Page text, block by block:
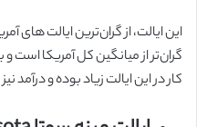
گران‌تر از میانگین کل آمریکا
کار در این ایالت زیاد بوده و درآمد